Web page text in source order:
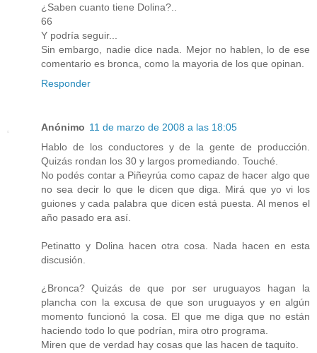
¿Saben cuanto tiene Dolina?..
66
Y podría seguir...
Sin embargo, nadie dice nada. Mejor no hablen, lo de ese
comentario es bronca, como la mayoria de los que opinan.
Responder
Anónimo 11 de marzo de 2008 a las 18:05
Hablo de los conductores y de la gente de producción.
Quizás rondan los 30 y largos promediando. Touché.
No podés contar a Piñeyrúa como capaz de hacer algo que
no sea decir lo que le dicen que diga. Mirá que yo vi los
guiones y cada palabra que dicen está puesta. Al menos el
año pasado era así.
Petinatto y Dolina hacen otra cosa. Nada hacen en esta
discusión.
¿Bronca? Quizás de que por ser uruguayos hagan la
plancha con la excusa de que son uruguayos y en algún
momento funcionó la cosa. El que me diga que no están
haciendo todo lo que podrían, mira otro programa.
Miren que de verdad hay cosas que las hacen de taquito.